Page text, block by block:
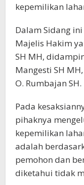
kepemilikan
Dalam Sidang
Majelis Hakim
SH MH,
Mangesti SH
O. Rumbajan SH.
Pada
pihaknya
kepemilikan
adalah
pemohon dan
diketahui tidak